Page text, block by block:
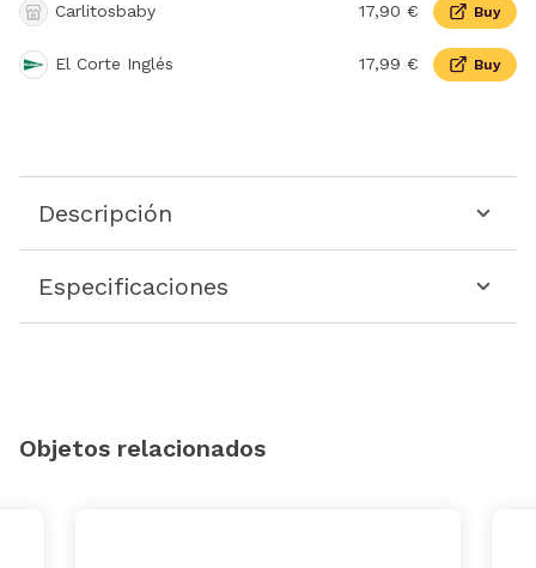
Carlitosbaby 17,90 € Buy
El Corte Inglés 17,99 € Buy
Descripción
Especificaciones
Objetos relacionados